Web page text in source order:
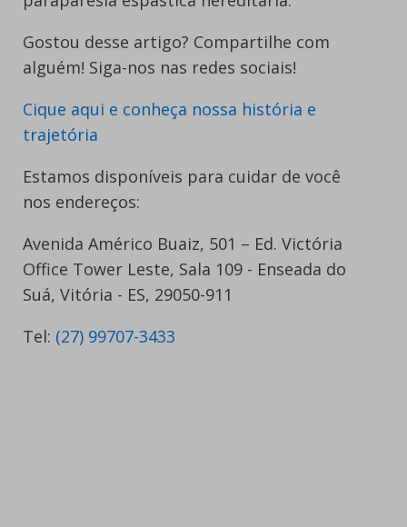
Gostou desse artigo? Compartilhe com
alguém! Siga-nos nas redes sociais!
Cique aqui e conheça nossa história e
trajetória
Estamos disponíveis para cuidar de você
nos endereços:
Avenida Américo Buaiz, 501 – Ed. Victória
Office Tower Leste, Sala 109 - Enseada do
Suá, Vitória - ES, 29050-911
Tel: (27) 99707-3433